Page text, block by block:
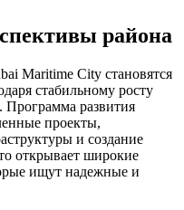
района
Maritime City становятся
стабильному росту
развития
проекты,
и создание
открывает широкие
ищут надежные и